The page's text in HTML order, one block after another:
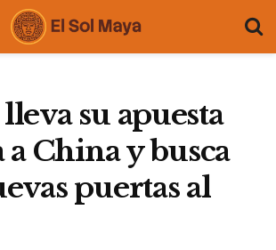
su apuesta
China y busca
puertas al